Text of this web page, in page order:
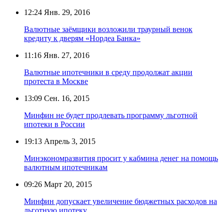
12:24 Янв. 29, 2016
Валютные заёмщики возложили траурный венок
кредиту к дверям «Нордеа Банка»
11:16 Янв. 27, 2016
Валютные ипотечники в среду продолжат акции
протеста в Москве
13:09 Сен. 16, 2015
Минфин не будет продлевать программу льготной
ипотеки в России
19:13 Апрель 3, 2015
Минэкономразвития просит у кабмина денег на помощь
валютным ипотечникам
09:26 Март 20, 2015
Минфин допускает увеличение бюджетных расходов на
льготную ипотеку